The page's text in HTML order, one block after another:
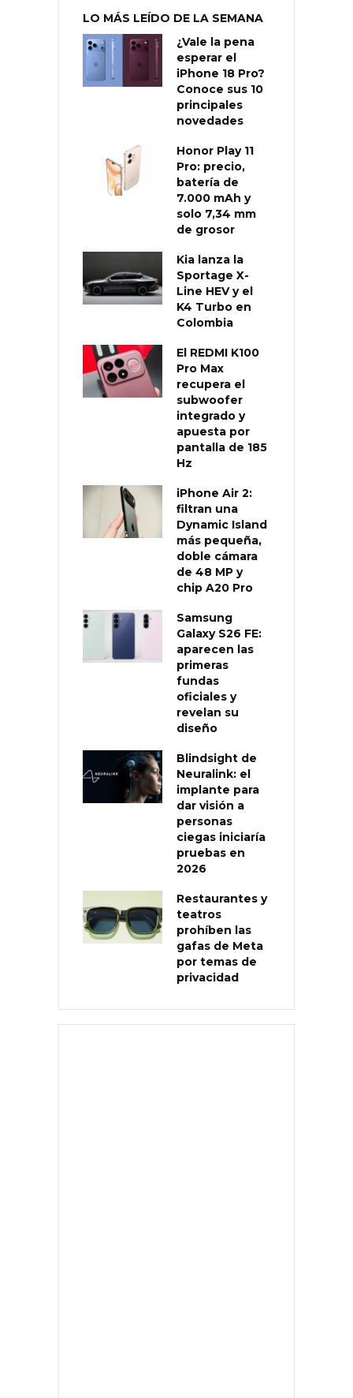
LO MÁS LEÍDO DE LA SEMANA
¿Vale la pena
esperar el
iPhone 18 Pro?
Conoce sus 10
principales
novedades
Honor Play 11
Pro: precio,
batería de
7.000 mAh y
solo 7,34 mm
de grosor
Kia lanza la
Sportage X-
Line HEV y el
K4 Turbo en
Colombia
El REDMI K100
Pro Max
recupera el
subwoofer
integrado y
apuesta por
pantalla de 185
Hz
iPhone Air 2:
filtran una
Dynamic Island
más pequeña,
doble cámara
de 48 MP y
chip A20 Pro
Samsung
Galaxy S26 FE:
aparecen las
primeras
fundas
oficiales y
revelan su
diseño
Blindsight de
Neuralink: el
implante para
dar visión a
personas
ciegas iniciaría
pruebas en
2026
Restaurantes y
teatros
prohíben las
gafas de Meta
por temas de
privacidad